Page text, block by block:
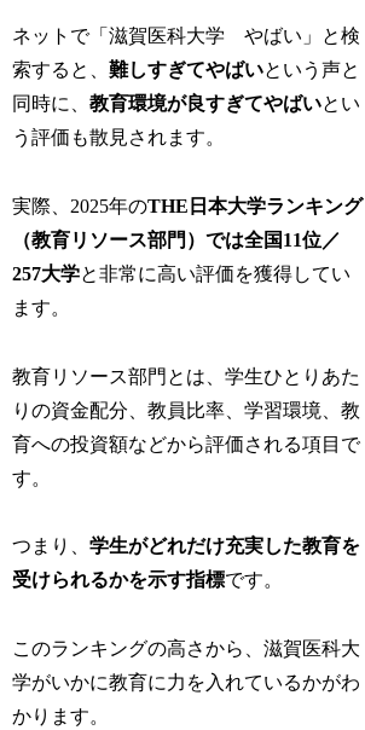
ネットで「滋賀医科大学 やばい」と検
索すると、難しすぎてやばいという声と
同時に、教育環境が良すぎてやばいとい
う評価も散見されます。
実際、2025年のTHE日本大学ランキング
（教育リソース部門）では全国11位／
257大学と非常に高い評価を獲得してい
ます。
教育リソース部門とは、学生ひとりあた
りの資金配分、教員比率、学習環境、教
育への投資額などから評価される項目で
す。
つまり、学生がどれだけ充実した教育を
受けられるかを示す指標です。
このランキングの高さから、滋賀医科大
学がいかに教育に力を入れているかがわ
かります。